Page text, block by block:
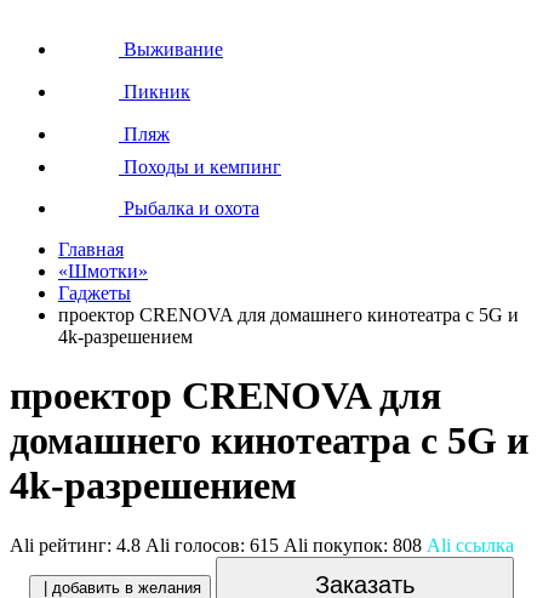
Выживание
Пикник
Пляж
Походы и кемпинг
Рыбалка и охота
Главная
«Шмотки»
Гаджеты
проектор CRENOVA для домашнего кинотеатра с 5G и
4k-разрешением
проектор CRENOVA для
домашнего кинотеатра с 5G и
4k-разрешением
Ali рейтинг: 4.8 Ali голосов: 615 Ali покупок: 808 Ali ссылка
| добавить в желания Заказать